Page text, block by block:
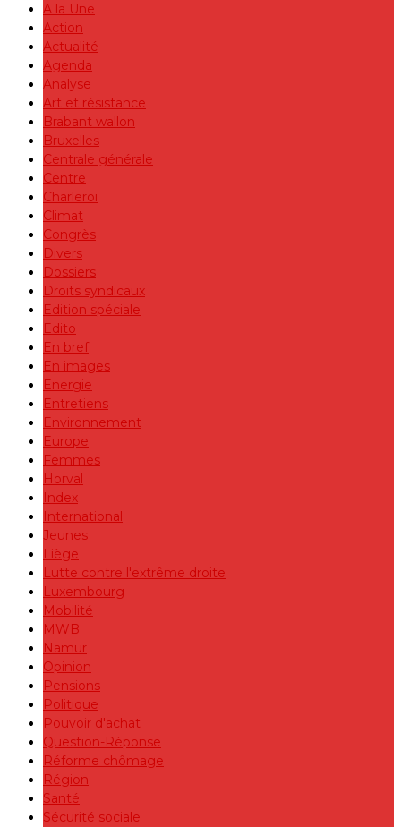
A la Une
Action
Actualité
Agenda
Analyse
Art et résistance
Brabant wallon
Bruxelles
Centrale générale
Centre
Charleroi
Climat
Congrès
Divers
Dossiers
Droits syndicaux
Edition spéciale
Edito
En bref
En images
Energie
Entretiens
Environnement
Europe
Femmes
Horval
Index
International
Jeunes
Liège
Lutte contre l'extrême droite
Luxembourg
Mobilité
MWB
Namur
Opinion
Pensions
Politique
Pouvoir d'achat
Question-Réponse
Réforme chômage
Région
Santé
Sécurité sociale